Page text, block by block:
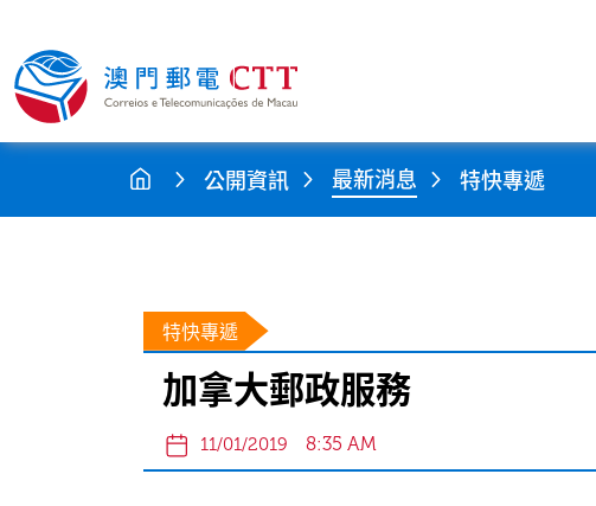
公開資訊 最新消息 特快專遞
特快專遞
加拿大郵政服務
11/01/2019 8:35 AM